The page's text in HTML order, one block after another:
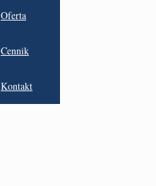
Oferta
Cennik
Kontakt